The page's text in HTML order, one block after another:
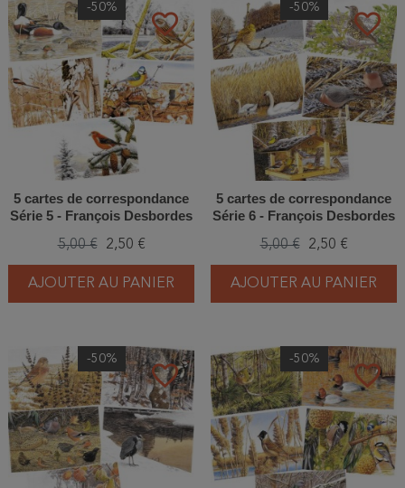
favorite_border
-50%
5 cartes de correspondance
Série 5 - François Desbordes
5,00 € 2,50 €
AJOUTER AU PANIER
favorite_border
-50%
5 cartes de correspondance
Série 6 - François Desbordes
5,00 € 2,50 €
AJOUTER AU PANIER
favorite_border
-50%
favorite_border
-50%